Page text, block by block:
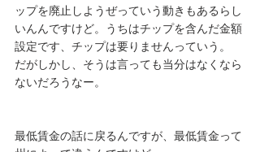
ップを廃止しようぜっていう動きもあるらし
いんんですけど。うちはチップを含んだ金額
設定です、チップは要りませんっていう。
だがしかし、そうは言っても当分はなくなら
ないだろうなー。
最低賃金の話に戻るんですが、最低賃金って